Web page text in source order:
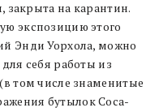
закрыта на карантин.
экспозицию этого
Энди Уорхола, можно
себя работы из
том числе знаменитые
бутылок Coca-